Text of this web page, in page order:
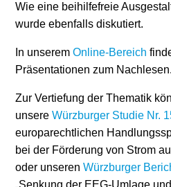
Wie eine beihilfefreie
wurde ebenfalls diskutiert.
In unserem Online-Bereich
Präsentationen zum Nachlesen.
Zur Vertiefung der Thematik
unsere Würzburger Studie Nr.
europarechtlichen
bei der Förderung von Strom
oder unseren Würzburger
„Senkung der EEG-Umlage